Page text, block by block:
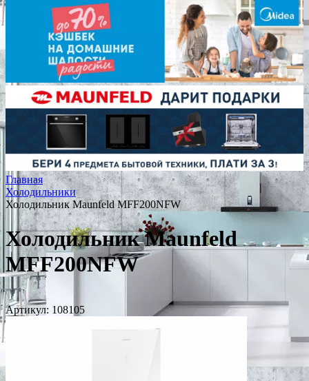
Главная
Холодильники
Холодильник Maunfeld MFF200NFW
Холодильник Maunfeld
MFF200NFW
Артикул: 108105